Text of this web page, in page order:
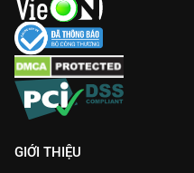
GIỚI THIỆU